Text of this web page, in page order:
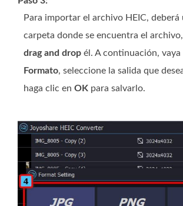
Para importar el archivo HEIC, deberá
carpeta donde se encuentra el
drag and drop él. A continuación, vaya
Formato, seleccione la salida que
haga clic en OK para salvarlo.